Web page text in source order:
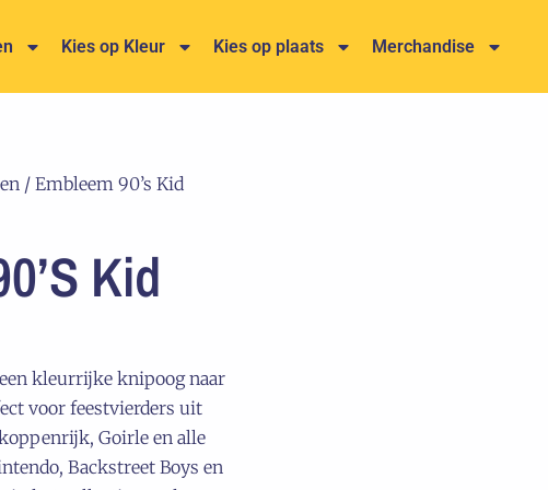
Kies op Kleur Kies op plaats Merchandise
/ Embleem 90’s Kid
Kid
kleurrijke knipoog naar
voor feestvierders uit
Goirle en alle
Backstreet Boys en